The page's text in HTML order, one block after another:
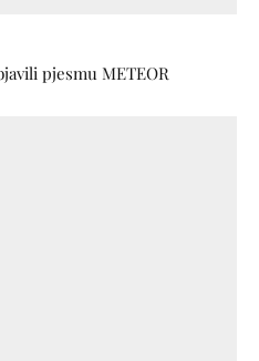
pjesmu METEOR